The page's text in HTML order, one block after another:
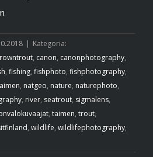
| Kategoria:
, canon, canonphotography,
, fishing, fishphoto, fishphotography,
, natgeo, nature, naturephoto,
, river, seatrout, sigmalens,
, taimen, trout,
, wildlife, wildlifephotography,